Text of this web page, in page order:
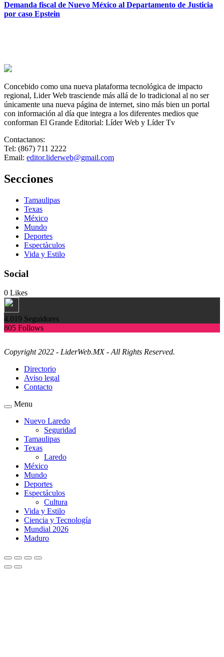
Demanda fiscal de Nuevo México al Departamento de Justicia
por caso Epstein
Concebido como una nueva plataforma tecnológica de impacto
regional, Lider Web trasciende más allá de lo tradicional al no ser
únicamente una nueva página de internet, sino más bien un portal
con información al día que integra a los diferentes medios que
conforman El Grande Editorial: Líder Web y Líder Tv
Contactanos:
Tel: (867) 711 2222
Email: editor.liderweb@gmail.com
Secciones
Tamaulipas
Texas
México
Mundo
Deportes
Espectàculos
Vida y Estilo
Social
0 Likes
4.019 Seguidores
805 Follows
Copyright 2022 - LiderWeb.MX - All Rights Reserved.
Directorio
Aviso legal
Contacto
Menu
Nuevo Laredo
Seguridad
Tamaulipas
Texas
Laredo
México
Mundo
Deportes
Espectáculos
Cultura
Vida y Estilo
Ciencia y Tecnología
Mundial 2026
Maduro